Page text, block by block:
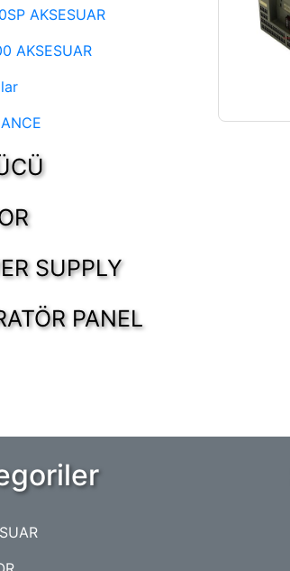
AKSESUAR
AKSESUAR
SUPPLY
PANEL